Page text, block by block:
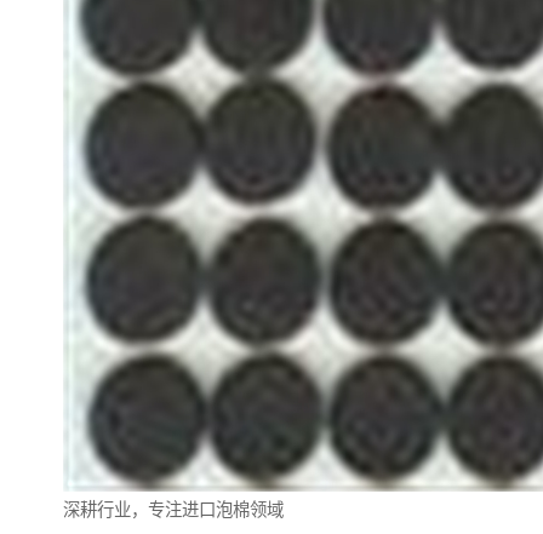
深耕行业，专注进口泡棉领域